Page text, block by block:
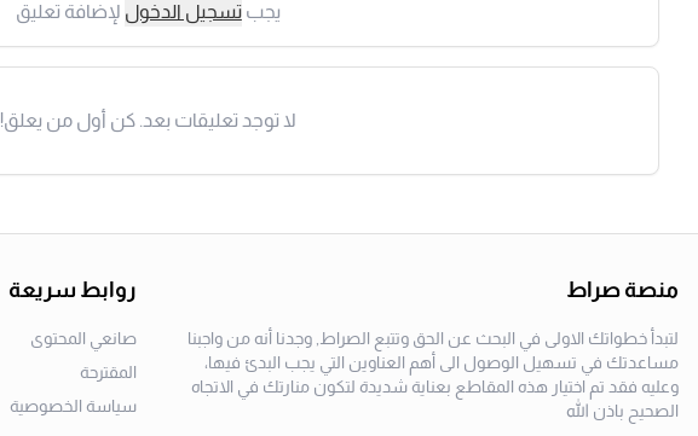
يجبتسجيل الدخول لإضافة تعليق
لا توجد تعليقات بعد. كن أول من يعلق!
منصة صراط
لتبدأ خطواتك الاولى في البحث عن الحق وتتبع الصراط, وجدنا أنه من واجبنا
مساعدتك في تسهيل الوصول الى أهم العناوين التي يجب البدئ فيها،
وعليه فقد تم اختيار هذه المقاطع بعناية شديدة لتكون منارتك في الاتجاه
الصحيح باذن الله
روابط سريعة
صانعي المحتوى
المقترحة
سياسة الخصوصية